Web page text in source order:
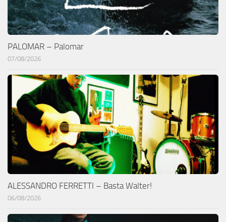
PALOMAR – Palomar
07/08/2026
ALESSANDRO FERRETTI – Basta Walter!
06/08/2026